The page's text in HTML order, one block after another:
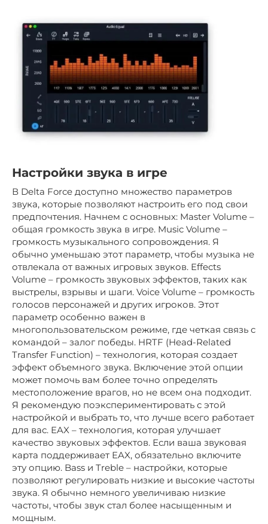
Настройки звука в игре
В Delta Force доступно множество параметров
звука, которые позволяют настроить его под свои
предпочтения. Начнем с основных: Master Volume –
общая громкость звука в игре. Music Volume –
громкость музыкального сопровождения. Я
обычно уменьшаю этот параметр, чтобы музыка не
отвлекала от важных игровых звуков. Effects
Volume – громкость звуковых эффектов, таких как
выстрелы, взрывы и шаги. Voice Volume – громкость
голосов персонажей и других игроков. Этот
параметр особенно важен в
многопользовательском режиме, где четкая связь с
командой – залог победы. HRTF (Head-Related
Transfer Function) – технология, которая создает
эффект объемного звука. Включение этой опции
может помочь вам более точно определять
местоположение врагов, но не всем она подходит.
Я рекомендую поэкспериментировать с этой
настройкой и выбрать то, что лучше всего работает
для вас. EAX – технология, которая улучшает
качество звуковых эффектов. Если ваша звуковая
карта поддерживает EAX, обязательно включите
эту опцию. Bass и Treble – настройки, которые
позволяют регулировать низкие и высокие частоты
звука. Я обычно немного увеличиваю низкие
частоты, чтобы звук стал более насыщенным и
мощным.